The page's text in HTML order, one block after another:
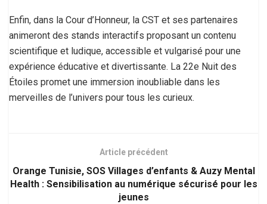
Enfin, dans la Cour d’Honneur, la CST et ses partenaires
animeront des stands interactifs proposant un contenu
scientifique et ludique, accessible et vulgarisé pour une
expérience éducative et divertissante. La 22e Nuit des
Étoiles promet une immersion inoubliable dans les
merveilles de l’univers pour tous les curieux.
Article précédent
Orange Tunisie, SOS Villages d’enfants & Auzy Mental
Health : Sensibilisation au numérique sécurisé pour les
jeunes